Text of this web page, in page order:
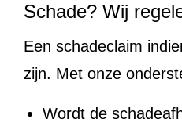
Schade? Wij
Een schadeclaim
zijn. Met onze
Wordt de